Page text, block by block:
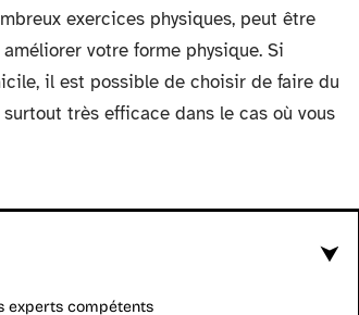
exercices physiques, peut être
votre forme physique. Si
il est possible de choisir de faire du
très efficace dans le cas où vous
experts compétents